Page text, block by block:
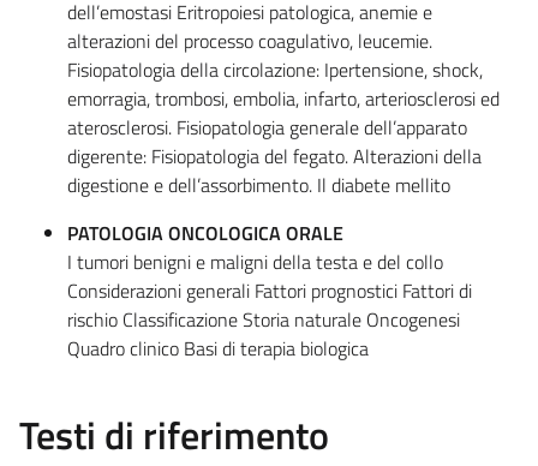
dell’emostasi Eritropoiesi patologica, anemie e
alterazioni del processo coagulativo, leucemie.
Fisiopatologia della circolazione: Ipertensione, shock,
emorragia, trombosi, embolia, infarto, arteriosclerosi ed
aterosclerosi. Fisiopatologia generale dell’apparato
digerente: Fisiopatologia del fegato. Alterazioni della
digestione e dell’assorbimento. Il diabete mellito
PATOLOGIA ONCOLOGICA ORALE
I tumori benigni e maligni della testa e del collo
Considerazioni generali Fattori prognostici Fattori di
rischio Classificazione Storia naturale Oncogenesi
Quadro clinico Basi di terapia biologica
Testi di riferimento